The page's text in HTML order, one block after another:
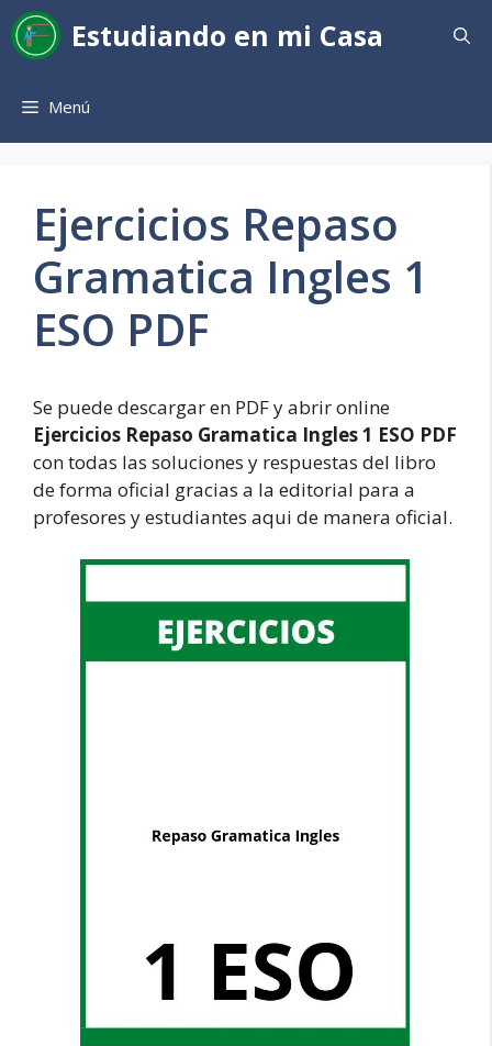
Saltar
al
contenido
Estudiando en mi Casa
Menú
Ejercicios Repaso
Gramatica Ingles 1
ESO PDF
Se puede descargar en PDF y abrir online
Ejercicios Repaso Gramatica Ingles 1 ESO PDF
con todas las soluciones y respuestas del libro
de forma oficial gracias a la editorial para a
profesores y estudiantes aqui de manera oficial.